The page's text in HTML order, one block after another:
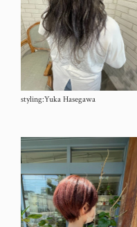
styling:Yuka Hasegawa